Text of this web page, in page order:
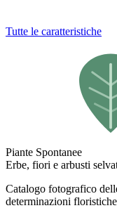
Tutte le caratteristiche
Piante Spontanee
Erbe, fiori e arbusti
Catalogo fotografico
determinazioni